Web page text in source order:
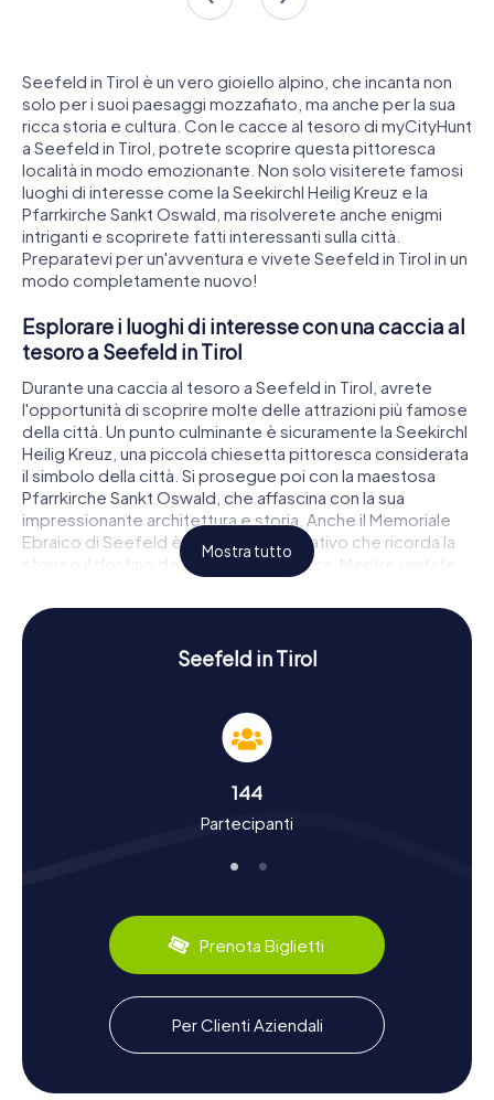
Seefeld in Tirol è un vero gioiello alpino, che incanta non
solo per i suoi paesaggi mozzafiato, ma anche per la sua
ricca storia e cultura. Con le cacce al tesoro di myCityHunt
a Seefeld in Tirol, potrete scoprire questa pittoresca
località in modo emozionante. Non solo visiterete famosi
luoghi di interesse come la Seekirchl Heilig Kreuz e la
Pfarrkirche Sankt Oswald, ma risolverete anche enigmi
intriganti e scoprirete fatti interessanti sulla città.
Preparatevi per un'avventura e vivete Seefeld in Tirol in un
modo completamente nuovo!
Esplorare i luoghi di interesse con una caccia al
tesoro a Seefeld in Tirol
Durante una caccia al tesoro a Seefeld in Tirol, avrete
l'opportunità di scoprire molte delle attrazioni più famose
della città. Un punto culminante è sicuramente la Seekirchl
Heilig Kreuz, una piccola chiesetta pittoresca considerata
il simbolo della città. Si prosegue poi con la maestosa
Pfarrkirche Sankt Oswald, che affascina con la sua
impressionante architettura e storia. Anche il Memoriale
Ebraico di Seefeld è un luogo significativo che ricorda la
storia e il destino della comunità ebraica. Mentre visitate
ancora di più nella storia e nella cultura della città.
Scoprire la storia e la cultura con una caccia al
Una caccia al tesoro a Seefeld in Tirol non è solo
un'avventura divertente, ma anche un viaggio istruttivo
attraverso la storia e la cultura della città. Seefeld è stata
secolo e da allora si è sviluppata come un importante
luogo di pellegrinaggio. Particolarmente interessante è il
commercio dell'olio di pietra tirolese, estratto nella
caccia al tesoro, scoprirete di più su questi e altri fatti
affascinanti. Sapevate, ad esempio, che Seefeld è stata
più volte sede delle Olimpiadi invernali? Anche dal punto
di vista culinario, Seefeld ha molto da offrire: non
perdetevi la specialità regionale, il Tiroler Gröstl, un piatto
sostanzioso a base di patate, carne e cipolle.
Dopo la caccia al tesoro a Seefeld in Tirol,
esplorare i dintorni
Mostra tutto
Seefeld in Tirol
144
Partecipanti
Prenota Biglietti
Per Clienti Aziendali